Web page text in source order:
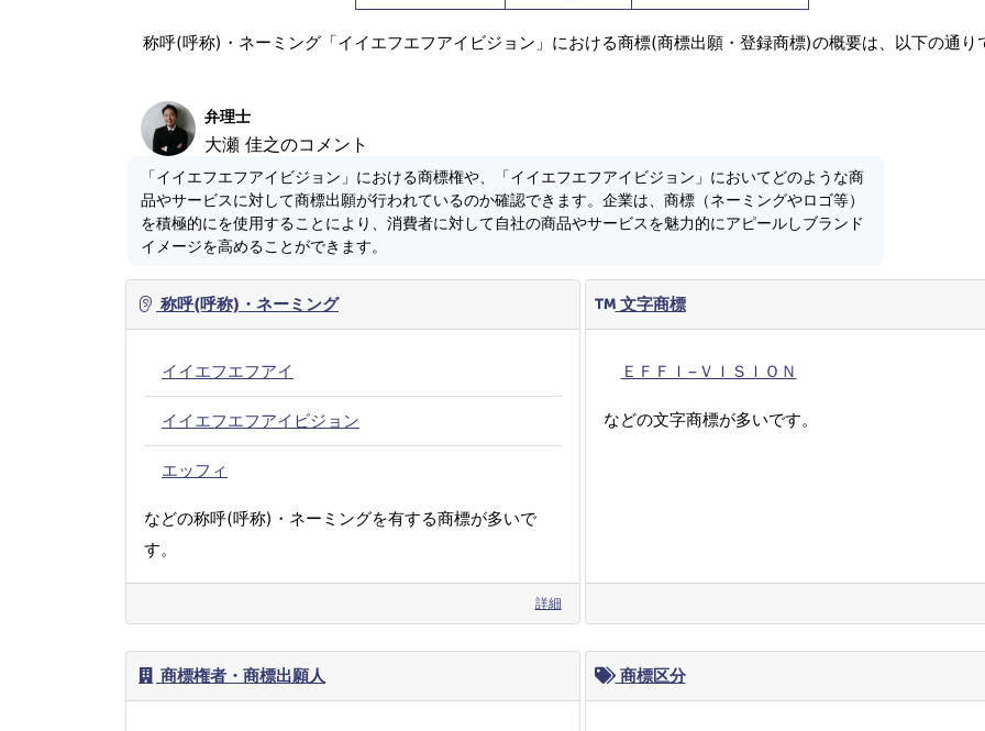
称呼(呼称)・ネーミング「イイエフエフアイビジョン」における商標(商標出願・登録商標)の概要は、以下の通り
弁理士
大瀬 佳之のコメント
「イイエフエフアイビジョン」における商標権や、「イイエフエフアイビジョン」においてどのような商
品やサービスに対して商標出願が行われているのか確認できます。企業は、商標（ネーミングやロゴ等）
を積極的にを使用することにより、消費者に対して自社の商品やサービスを魅力的にアピールしブランド
イメージを高めることができます。
称呼(呼称)・ネーミング
イイエフエフアイ
イイエフエフアイビジョン
エッフィ
などの称呼(呼称)・ネーミングを有する商標が多いで
す。
詳細
文字商標
ＥＦＦＩ−ＶＩＳＩＯＮ
などの文字商標が多いです。
商標権者・商標出願人 商標区分